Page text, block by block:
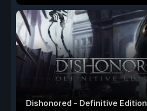
Dishonored - Definitive Edition